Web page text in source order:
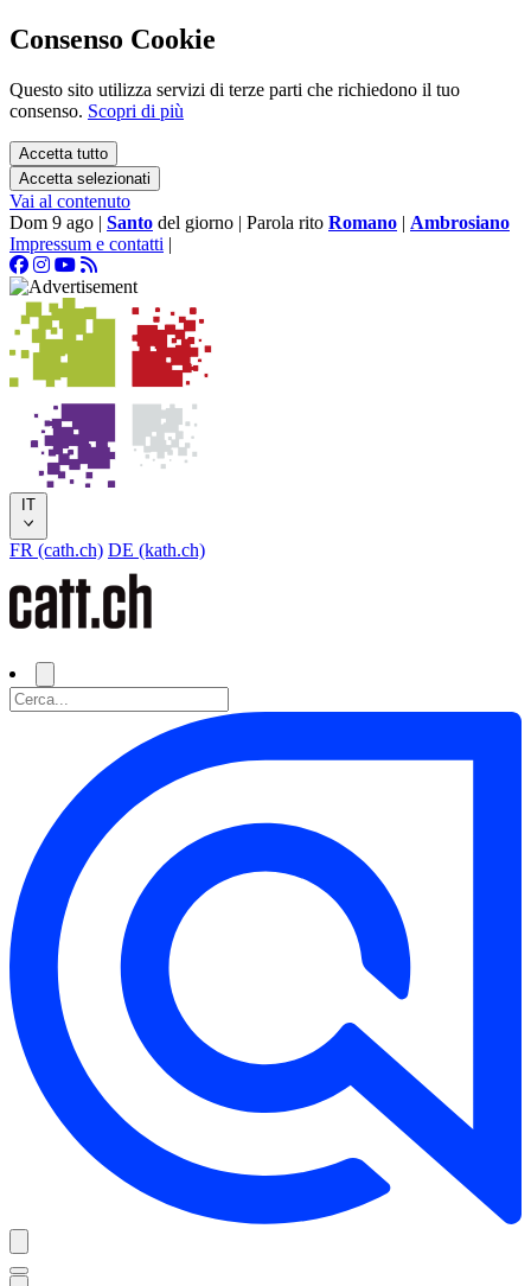
Consenso Cookie
Questo sito utilizza servizi di terze parti che richiedono il tuo
consenso. Scopri di più
Accetta tutto
Accetta selezionati
Vai al contenuto
Dom 9 ago | Santo del giorno | Parola rito Romano | Ambrosiano
Impressum e contatti |
IT
FR (cath.ch) DE (kath.ch)